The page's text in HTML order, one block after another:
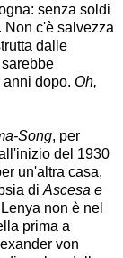
senza soldi
Non c'è salvezza
dalle
dopo. Oh,
Song, per
del 1930
un'altra casa,
di Ascesa e
non è nel
prima a
von